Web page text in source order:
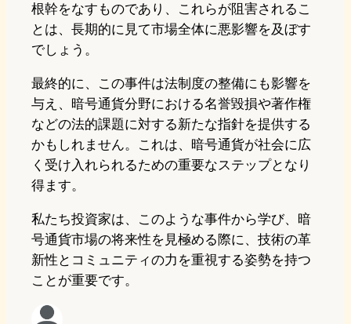
根幹をなすものであり、これらが阻害されるこ
とは、長期的に見て市場全体に悪影響を及ぼす
でしょう。
最終的に、この事件は法制度の整備にも影響を
与え、暗号通貨分野における名誉毀損や著作権
などの法的課題に対する新たな指針を提供する
かもしれません。これは、暗号通貨が社会に広
く受け入れられるための重要なステップとなり
得ます。
私たち投資家は、このような事件から学び、暗
号通貨市場の将来性を見極める際に、技術の革
新性とコミュニティの力を重視する姿勢を持つ
ことが重要です。